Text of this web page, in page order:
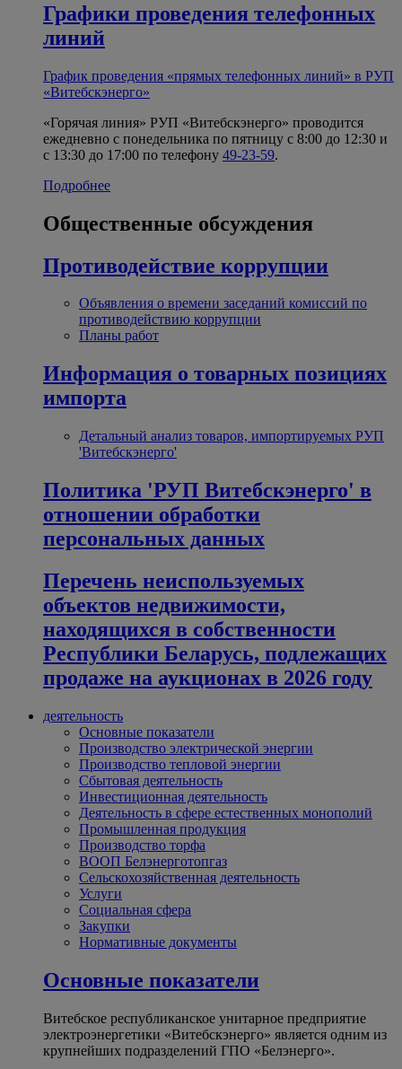
Графики проведения телефонных
линий
График проведения «прямых телефонных линий» в РУП
«Витебскэнерго»
«Горячая линия» РУП «Витебскэнерго» проводится
ежедневно с понедельника по пятницу с 8:00 до 12:30 и
с 13:30 до 17:00 по телефону 49-23-59.
Подробнее
Общественные обсуждения
Противодействие коррупции
Объявления о времени заседаний комиссий по
противодействию коррупции
Планы работ
Информация о товарных позициях
импорта
Детальный анализ товаров, импортируемых РУП
'Витебскэнерго'
Политика 'РУП Витебскэнерго' в
отношении обработки
персональных данных
Перечень неиспользуемых
объектов недвижимости,
находящихся в собственности
Республики Беларусь, подлежащих
продаже на аукционах в 2026 году
деятельность
Основные показатели
Производство электрической энергии
Производство тепловой энергии
Сбытовая деятельность
Инвестиционная деятельность
Деятельность в сфере естественных монополий
Промышленная продукция
Производство торфа
ВООП Белэнерготопгаз
Сельскохозяйственная деятельность
Услуги
Социальная сфера
Закупки
Нормативные документы
Основные показатели
Витебское республиканское унитарное предприятие
электроэнергетики «Витебскэнерго» является одним из
крупнейших подразделений ГПО «Белэнерго».